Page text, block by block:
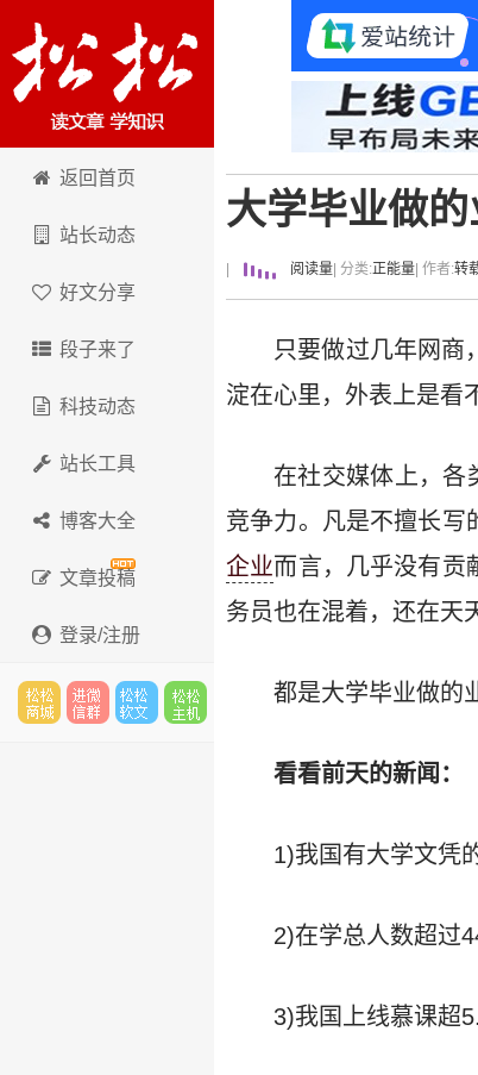
卢松松博客
返回首页
站长动态
好文分享
段子来了
科技动态
站长工具
博客大全
文章投稿
登录/注册
大学毕业做
阅读量 | 分类:正能量 | 作者:转
只要做过几年网商
淀在心里，外表上是看
在社交媒体上，各
竞争力。凡是不擅长写
企业而言，几乎没有贡
务员也在混着，还在天
都是大学毕业做的
看看前天的新闻：
1)我国有大学文凭
2)在学总人数超过
3)我国上线慕课超